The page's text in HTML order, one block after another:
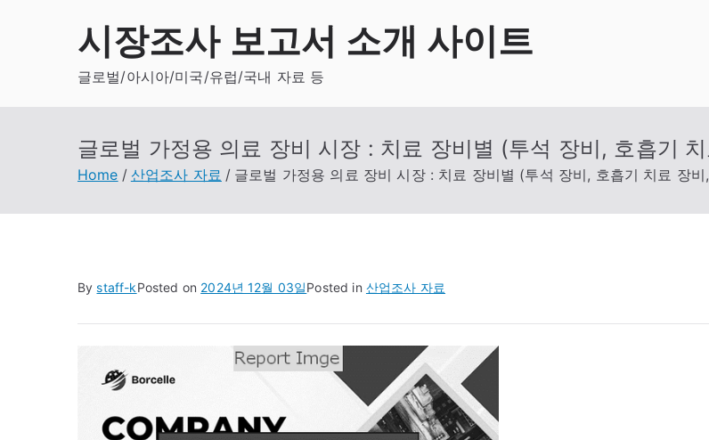
시장조사 보고서 소개 사이트
글로벌/아시아/미국/유럽/국내 자료 등
글로벌 가정용 의료 장비 시장 : 치료 장비별 (투석 장비, 호흡기
Home 산업조사 자료 글로벌 가정용 의료 장비 시장 : 치료 장비별 (투석 장비, 호흡기 치료 장
Bystaff-kPosted on 2024년 12월 03일Posted in 산업조사 자료